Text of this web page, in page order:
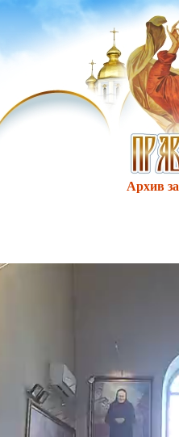
Архив